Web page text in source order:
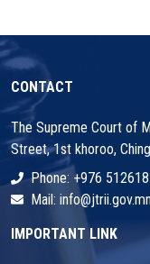
CONTACT
The Supreme Court of
Street, 1st khoroo,
Phone: +976
Mail: info@jtrii.gov.mn
IMPORTANT LINK